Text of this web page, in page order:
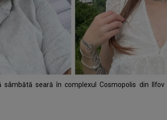
sâmbătă seară în complexul Cosmopolis din Ilfov